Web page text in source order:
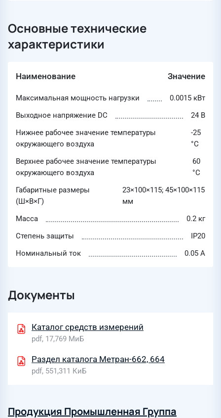
Основные технические
характеристики
Наименование Значение
Максимальная мощность нагрузки
0.0015 кВт
Выходное напряжение DC
24 В
Нижнее рабочее значение температуры
окружающего воздуха
-25
°C
Верхнее рабочее значение температуры
окружающего воздуха
60
°C
Габаритные размеры
(Ш×В×Г)
23×100×115; 45×100×115
мм
Масса
0.2 кг
Степень защиты
IP20
Номинальный ток
0.05 А
Документы
Каталог средств измерений
pdf, 17,769 МиБ
Раздел каталога Метран-662, 664
pdf, 551,311 КиБ
Продукция Промышленная Группа